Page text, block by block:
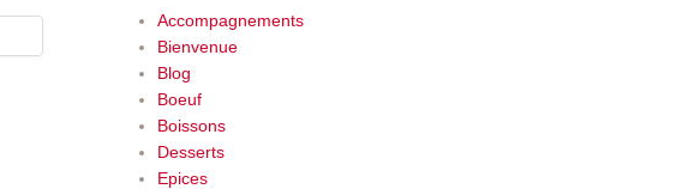
Accompagnements
Bienvenue
Blog
Boeuf
Boissons
Desserts
Epices